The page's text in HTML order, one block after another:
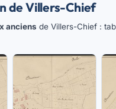
de Villers-Chief
anciens de Villers-Chief :